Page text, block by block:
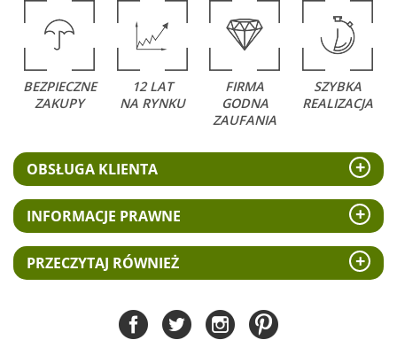
BEZPIECZNE
ZAKUPY
12 LAT
NA RYNKU
FIRMA
GODNA
ZAUFANIA
SZYBKA
REALIZACJA
OBSŁUGA KLIENTA
INFORMACJE PRAWNE
PRZECZYTAJ RÓWNIEŻ